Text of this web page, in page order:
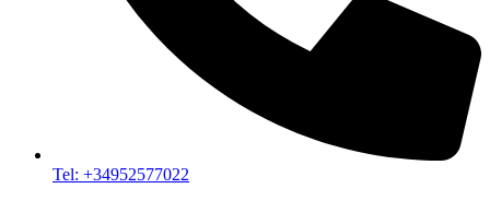
Tel: +34952577022